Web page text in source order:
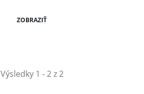
ZOBRAZIŤ
Výsledky 1 - 2 z 2